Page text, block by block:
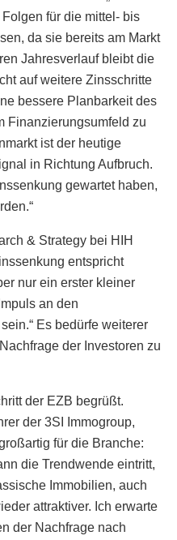
für die mittel- bis
da sie bereits am Markt
Jahresverlauf bleibt die
auf weitere Zinsschritte
bessere Planbarkeit des
Finanzierungsumfeld zu
ist der heutige
in Richtung Aufbruch.
gewartet haben,
& Strategy bei HIH
entspricht
nur ein erster kleiner
an den
Es bedürfe weiterer
der Investoren zu
der EZB begrüßt.
der 3SI Immogroup,
für die Branche:
die Trendwende eintritt,
Immobilien, auch
attraktiver. Ich erwarte
der Nachfrage nach